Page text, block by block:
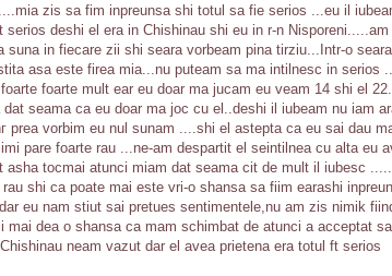
zis sa fim inpreunsa shi totul sa fie serios ...eu il
serios deshi el era in Chishinau shi eu in r-n
suna in fiecare zii shi seara vorbeam pina tirziu...Intr-o
asa este firea mia...nu puteam sa ma intilnesc in serios
foarte mult ear eu doar ma jucam eu veam 14 shi el
seama ca eu doar ma joc cu el..deshi il iubeam nu iam
prea vorbim eu nul sunam ....shi el astepta ca eu sai dau
pare foarte rau ...ne-am despartit el seintilnea cu alta eu
asha tocmai atunci miam dat seama cit de mult il iubesc
shi ca poate mai este vri-o shansa sa fiim earashi
eu nam stiut sai pretues sentimentele,nu am zis nimik
mai dea o shansa ca mam schimbat de atunci a acceptat
neam vazut dar el avea prietena era totul ft serios